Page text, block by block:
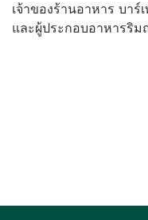
เจ้าของร้านอาหาร บา
และผู้ประกอบอาหารริม